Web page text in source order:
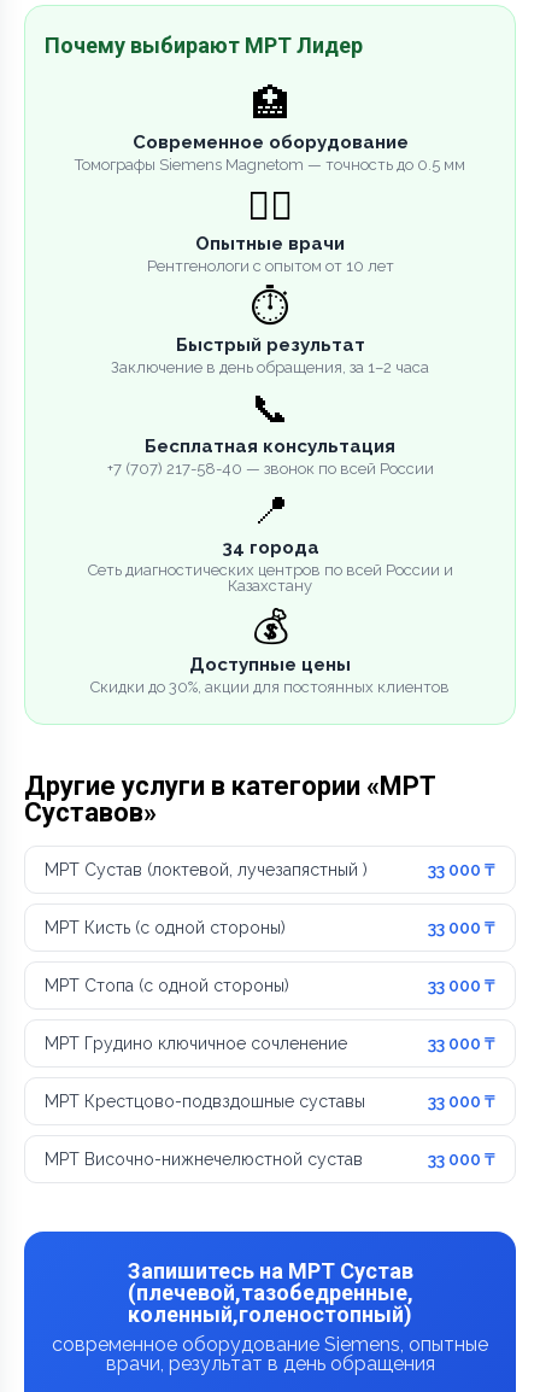
Почему выбирают МРТ Лидер
🏥
Современное оборудование
Томографы Siemens Magnetom — точность до 0.5 мм
👨‍⚕️
Опытные врачи
Рентгенологи с опытом от 10 лет
⏱️
Быстрый результат
Заключение в день обращения, за 1–2 часа
📞
Бесплатная консультация
+7 (707) 217-58-40 — звонок по всей России
📍
34 города
Сеть диагностических центров по всей России и
Казахстану
💰
Доступные цены
Скидки до 30%, акции для постоянных клиентов
Другие услуги в категории «МРТ
Суставов»
МРТ Сустав (локтевой, лучезапястный ) 33 000 ₸
МРТ Кисть (с одной стороны) 33 000 ₸
МРТ Стопа (с одной стороны) 33 000 ₸
МРТ Грудино ключичное сочленение 33 000 ₸
МРТ Крестцово-подвздошные суставы 33 000 ₸
МРТ Височно-нижнечелюстной сустав 33 000 ₸
Запишитесь на МРТ Сустав
(плечевой,тазобедренные,
коленный,голеностопный)
современное оборудование Siemens, опытные
врачи, результат в день обращения